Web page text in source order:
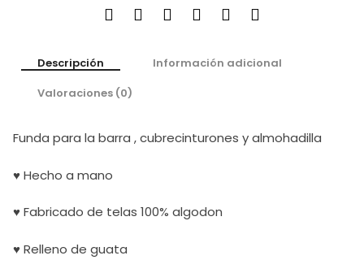
Descripción
Información adicional
Valoraciones (0)
Funda para la barra , cubrecinturones y almohadilla
♥ Hecho a mano
♥ Fabricado de telas 100% algodon
♥ Relleno de guata